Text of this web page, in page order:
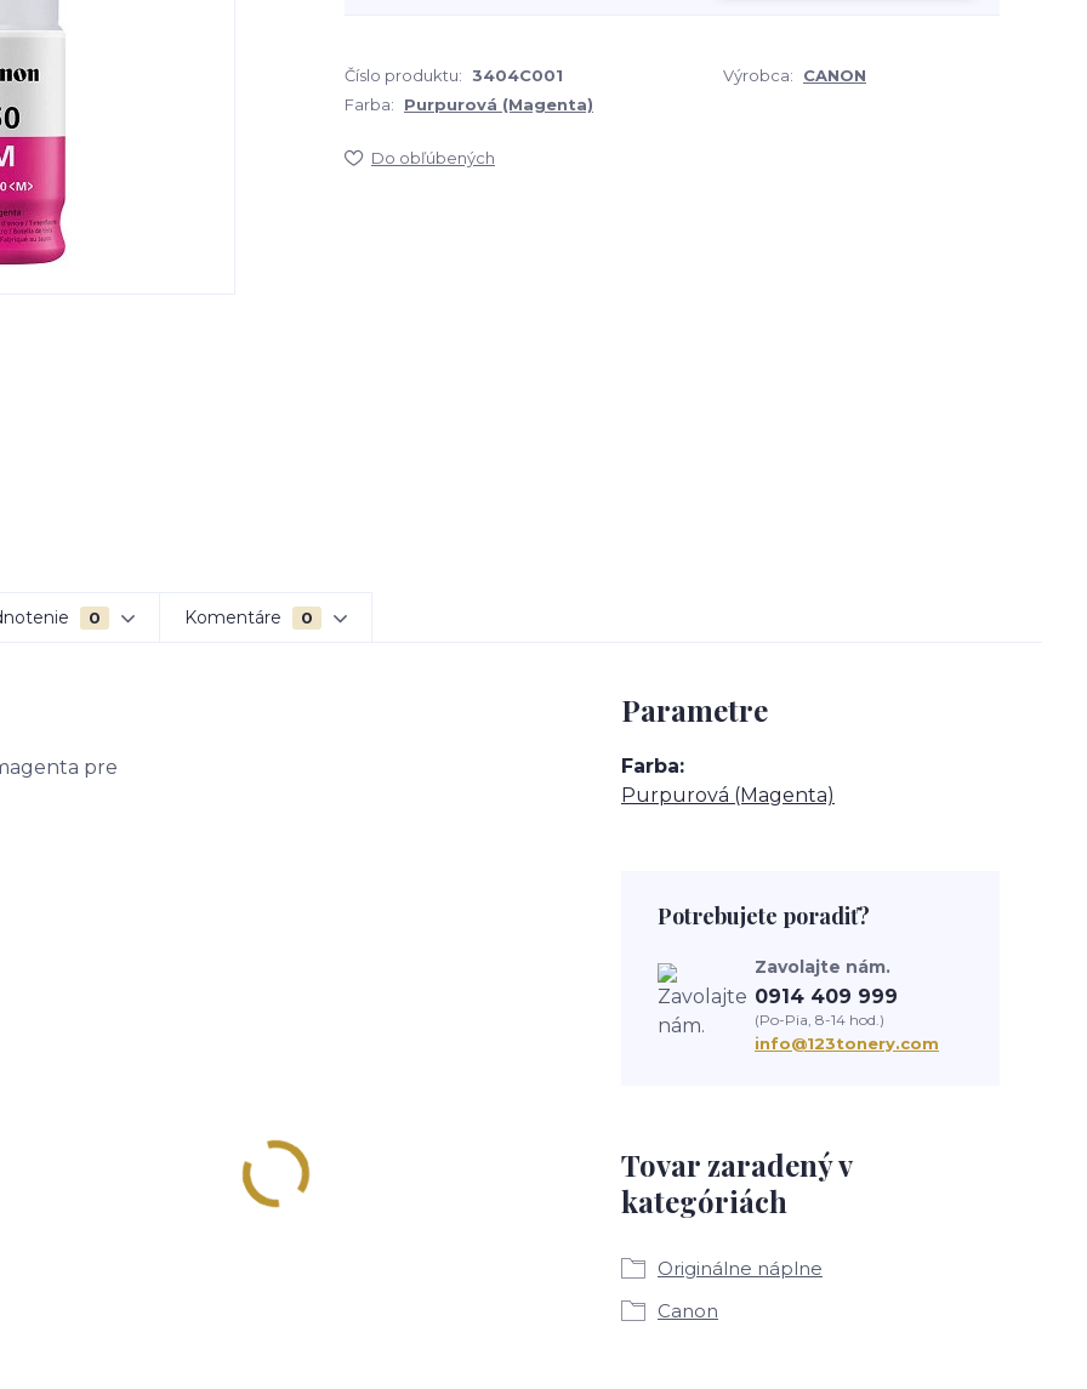
Číslo produktu: 3404C001 Výrobca:
CANON
Farba:
Purpurová (Magenta)
Do obľúbených
0 Komentáre 0
pre
Parametre
Farba
Purpurová (Magenta)
Tovar zaradený v
kategóriách
Originálne náplne
Canon
Potrebujete poradiť?
Zavolajte nám.
0914 409 999
(Po-Pia, 8-14 hod.)
info@123tonery.com